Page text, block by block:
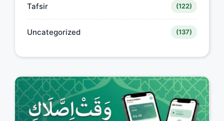
Tafsir (122)
Uncategorized (137)